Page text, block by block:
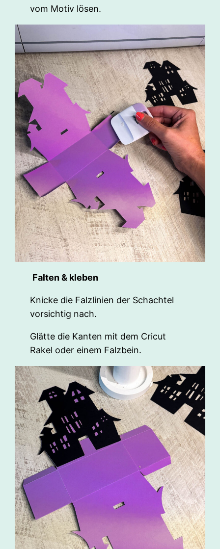
vom Motiv lösen.
Falten & kleben
Knicke die Falzlinien der Schachtel
vorsichtig nach.
Glätte die Kanten mit dem Cricut
Rakel oder einem Falzbein.